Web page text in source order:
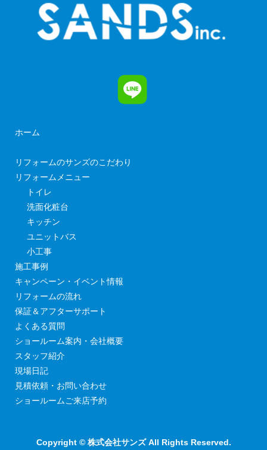
ホーム
リフォームのサンズのこだわり
リフォームメニュー
トイレ
洗面化粧台
キッチン
ユニットバス
小工事
施工事例
キャンペーン・イベント情報
リフォームの流れ
保証＆アフターサポート
よくある質問
ショールーム案内・会社概要
スタッフ紹介
現場日記
見積依頼・お問い合わせ
ショールームご来店予約
Copyright © 株式会社サンズ All Rights Reserved.